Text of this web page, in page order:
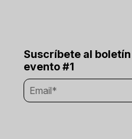
Suscríbete al
evento #1